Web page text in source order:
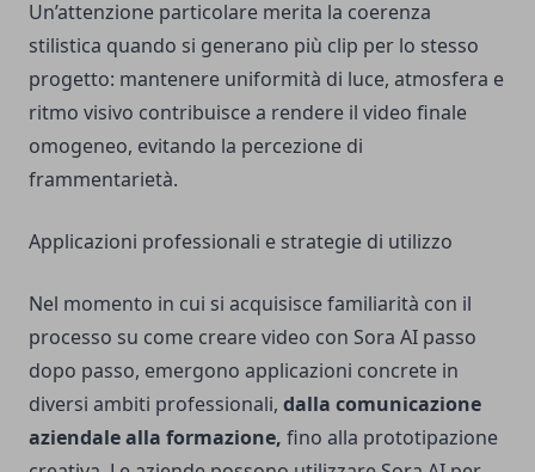
Un’attenzione particolare merita la coerenza
stilistica quando si generano più clip per lo stesso
progetto: mantenere uniformità di luce, atmosfera e
ritmo visivo contribuisce a rendere il video finale
omogeneo, evitando la percezione di
frammentarietà.
Applicazioni professionali e strategie di utilizzo
Nel momento in cui si acquisisce familiarità con il
processo su come creare video con Sora AI passo
dopo passo, emergono applicazioni concrete in
diversi ambiti professionali, dalla comunicazione
aziendale alla formazione, fino alla prototipazione